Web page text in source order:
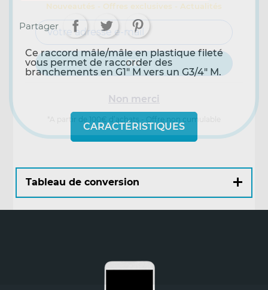
CARACTÉRISTIQUES
Tableau de conversion
Partager
Ce raccord mâle/mâle en plastique fileté
vous permet de raccorder des
branchements en G1" M vers un G3/4" M.
Nouveautés - Offres exclusives - Actualités
Non merci
*A partir de 100€ d’achats - Offre non cumulable